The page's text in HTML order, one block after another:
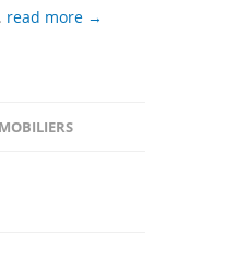
read more →